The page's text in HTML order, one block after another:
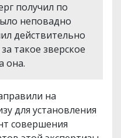
получил по
неповадно
действительно
такое зверское
она.
на
для установления
совершения